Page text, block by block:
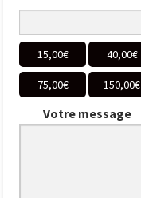
15,00€ 40,00€
75,00€ 150,00€
Votre message